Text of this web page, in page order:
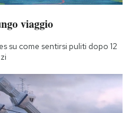
viaggio
su come sentirsi puliti dopo 12